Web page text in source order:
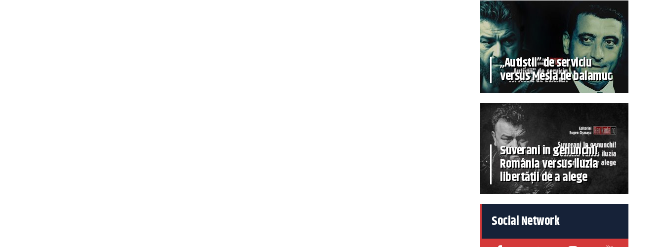
„Autiștii” de serviciu
versus Mesia de balamuc
Suverani în genunchi!
România versus iluzia
libertății de a alege
Social Network